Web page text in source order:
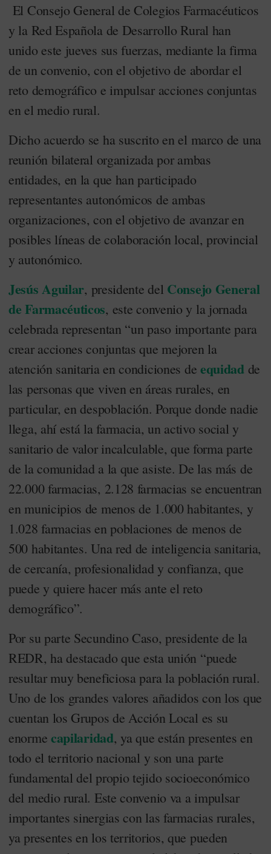
El Consejo General de Colegios Farmacéuticos
y la Red Española de Desarrollo Rural han
unido este jueves sus fuerzas, mediante la firma
de un convenio, con el objetivo de abordar el
reto demográfico e impulsar acciones conjuntas
en el medio rural.
Dicho acuerdo se ha suscrito en el marco de una
reunión bilateral organizada por ambas
entidades, en la que han participado
representantes autonómicos de ambas
organizaciones, con el objetivo de avanzar en
posibles líneas de colaboración local, provincial
y autonómico.
Jesús Aguilar, presidente del Consejo General
de Farmacéuticos, este convenio y la jornada
celebrada representan “un paso importante para
crear acciones conjuntas que mejoren la
atención sanitaria en condiciones de equidadde
las personas que viven en áreas rurales, en
particular, en despoblación. Porque donde nadie
llega, ahí está la farmacia, un activo social y
sanitario de valor incalculable, que forma parte
de la comunidad a la que asiste. De las más de
22.000 farmacias, 2.128 farmacias se encuentran
en municipios de menos de 1.000 habitantes, y
1.028 farmacias en poblaciones de menos de
500 habitantes. Una red de inteligencia sanitaria,
de cercanía, profesionalidad y confianza, que
puede y quiere hacer más ante el reto
demográfico”.
Por su parte Secundino Caso, presidente de la
REDR, ha destacado que esta unión “puede
resultar muy beneficiosa para la población rural.
Uno de los grandes valores añadidos con los que
cuentan los Grupos de Acción Local es su
enorme capilaridad, ya que están presentes en
todo el territorio nacional y son una parte
fundamental del propio tejido socioeconómico
del medio rural. Este convenio va a impulsar
importantes sinergias con las farmacias rurales,
ya presentes en los territorios, que pueden